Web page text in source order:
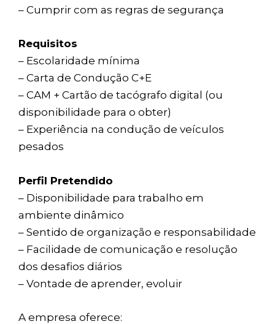
– Cumprir com as regras de segurança
Requisitos
– Escolaridade mínima
– Carta de Condução C+E
– CAM + Cartão de tacógrafo digital (ou
disponibilidade para o obter)
– Experiência na condução de veículos
pesados
Perfil Pretendido
– Disponibilidade para trabalho em
ambiente dinâmico
– Sentido de organização e responsabilidade
– Facilidade de comunicação e resolução
dos desafios diários
– Vontade de aprender, evoluir
A empresa oferece: